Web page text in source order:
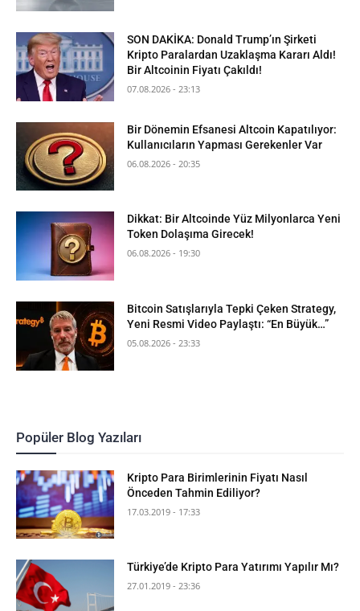
SON DAKİKA: Donald Trump’ın Şirketi
Kripto Paralardan Uzaklaşma Kararı Aldı!
Bir Altcoinin Fiyatı Çakıldı!
07.08.2026 - 23:13
Bir Dönemin Efsanesi Altcoin Kapatılıyor:
Kullanıcıların Yapması Gerekenler Var
06.08.2026 - 20:35
Dikkat: Bir Altcoinde Yüz Milyonlarca Yeni
Token Dolaşıma Girecek!
06.08.2026 - 19:30
Bitcoin Satışlarıyla Tepki Çeken Strategy,
Yeni Resmi Video Paylaştı: “En Büyük…”
05.08.2026 - 23:33
Popüler Blog Yazıları
Kripto Para Birimlerinin Fiyatı Nasıl
Önceden Tahmin Ediliyor?
17.03.2019 - 17:33
Türkiye’de Kripto Para Yatırımı Yapılır Mı?
27.01.2019 - 23:36